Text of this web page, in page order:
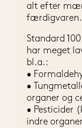
alt efter
færdigvaren.
Standard
har meget
bl.a.:
•
•
organer og
• Pesticider
indre